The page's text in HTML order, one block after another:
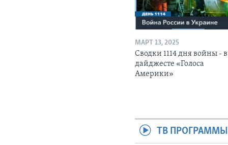
МАРТ 13, 2025
Сводки 1114 дня войны - в
дайджесте «Голоса
Америки»
ТВ ПРОГРАММЫ